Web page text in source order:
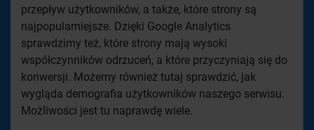
przepływ użytkowników, a także, które strony są
najpopularniejsze. Dzięki Google Analytics
sprawdzimy też, które strony mają wysoki
współczynników odrzuceń, a które przyczyniają się do
konwersji. Możemy również tutaj sprawdzić, jak
wygląda demografia użytkowników naszego serwisu.
Możliwości jest tu naprawdę wiele.